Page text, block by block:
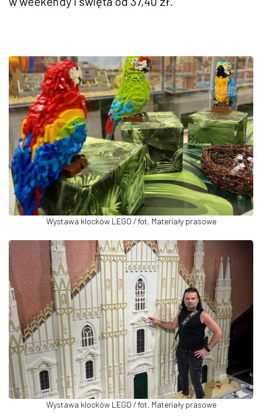
Wystawa klocków LEGO / fot. Materiały prasowe
Wystawa klocków LEGO / fot. Materiały prasowe